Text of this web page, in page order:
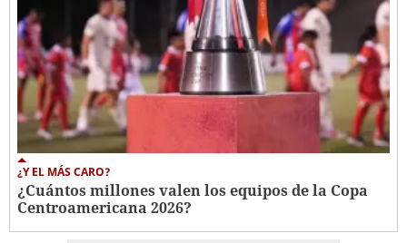
¿Y EL MÁS CARO?
¿Cuántos millones valen los equipos de la Copa
Centroamericana 2026?